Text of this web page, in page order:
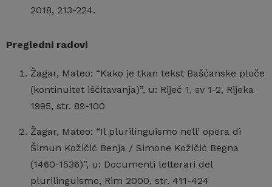
2018, 213-224.
Pregledni radovi
Žagar, Mateo: “Kako je tkan tekst Bašćanske ploče
(kontinuitet iščitavanja)”, u: Riječ 1, sv 1-2, Rijeka
1995, str. 89-100
Žagar, Mateo: “Il plurilinguismo nell’ opera di
Šimun Kožičić Benja / Simone Kožičić Begna
(1460-1536)”, u: Documenti letterari del
plurilinguismo, Rim 2000, str. 411-424